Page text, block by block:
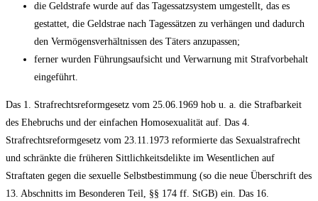
die Geldstrafe wurde auf das Tagessatzsystem umgestellt, das es
gestattet, die Geldstrae nach Tagessätzen zu verhängen und dadurch
den Vermögensverhältnissen des Täters anzupassen;
ferner wurden Führungsaufsicht und Verwarnung mit Strafvorbehalt
eingeführt.
Das 1. Strafrechtsreformgesetz vom 25.06.1969 hob u. a. die Strafbarkeit
des Ehebruchs und der einfachen Homosexualität auf. Das 4.
Strafrechtsreformgesetz vom 23.11.1973 reformierte das Sexualstrafrecht
und schränkte die früheren Sittlichkeitsdelikte im Wesentlichen auf
Straftaten gegen die sexuelle Selbstbestimmung (so die neue Überschrift des
13. Abschnitts im Besonderen Teil, §§ 174 ff. StGB) ein. Das 16.